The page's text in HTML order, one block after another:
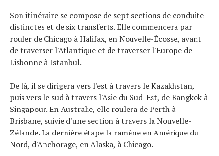
Son itinéraire se compose de sept sections de conduite
distinctes et de six transferts. Elle commencera par
rouler de Chicago à Halifax, en Nouvelle-Écosse, avant
de traverser l'Atlantique et de traverser l'Europe de
Lisbonne à Istanbul.
De là, il se dirigera vers l'est à travers le Kazakhstan,
puis vers le sud à travers l'Asie du Sud-Est, de Bangkok à
Singapour. En Australie, elle roulera de Perth à
Brisbane, suivie d'une section à travers la Nouvelle-
Zélande. La dernière étape la ramène en Amérique du
Nord, d'Anchorage, en Alaska, à Chicago.